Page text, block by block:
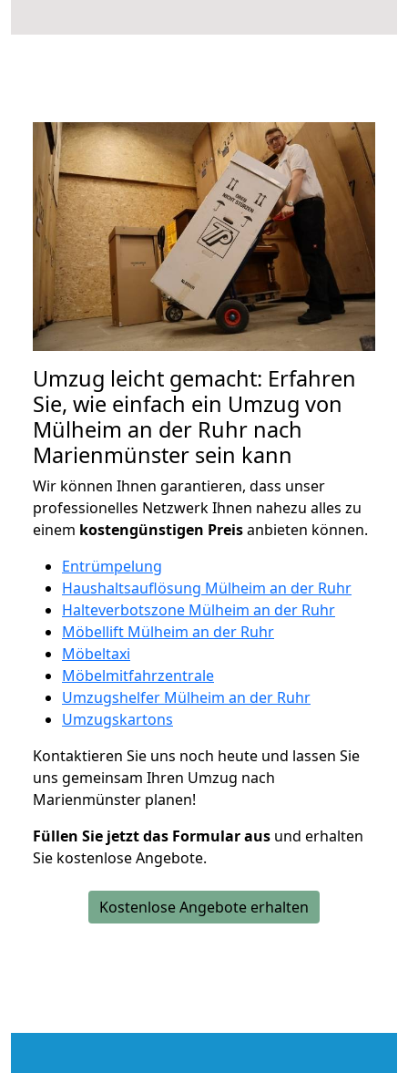
Umzug leicht gemacht: Erfahren
Sie, wie einfach ein Umzug von
Mülheim an der Ruhr nach
Marienmünster sein kann
Wir können Ihnen garantieren, dass unser
professionelles Netzwerk Ihnen nahezu alles zu
einem kostengünstigen Preisanbieten können.
Entrümpelung
Haushaltsauflösung Mülheim an der Ruhr
Halteverbotszone Mülheim an der Ruhr
Möbellift Mülheim an der Ruhr
Möbeltaxi
Möbelmitfahrzentrale
Umzugshelfer Mülheim an der Ruhr
Umzugskartons
Kontaktieren Sie uns noch heute und lassen Sie
uns gemeinsam Ihren Umzug nach
Marienmünster planen!
Füllen Sie jetzt das Formular aus und erhalten
Sie kostenlose Angebote.
Kostenlose Angebote erhalten